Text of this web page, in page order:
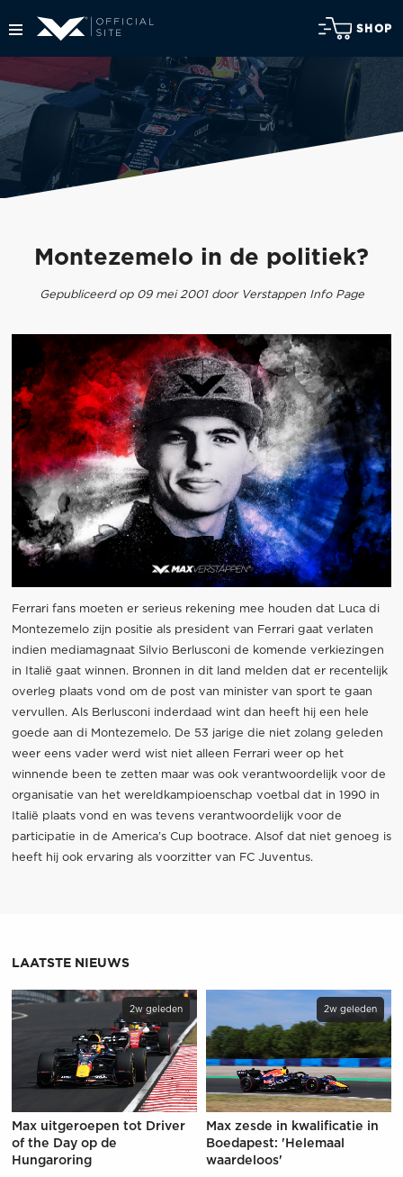
SHOP
Montezemelo in de politiek?
Gepubliceerd op 09 mei 2001 door Verstappen Info Page
Ferrari fans moeten er serieus rekening mee houden dat Luca di
Montezemelo zijn positie als president van Ferrari gaat verlaten
indien mediamagnaat Silvio Berlusconi de komende verkiezingen
in Italië gaat winnen. Bronnen in dit land melden dat er recentelijk
overleg plaats vond om de post van minister van sport te gaan
vervullen. Als Berlusconi inderdaad wint dan heeft hij een hele
goede aan di Montezemelo. De 53 jarige die niet zolang geleden
weer eens vader werd wist niet alleen Ferrari weer op het
winnende been te zetten maar was ook verantwoordelijk voor de
organisatie van het wereldkampioenschap voetbal dat in 1990 in
Italië plaats vond en was tevens verantwoordelijk voor de
participatie in de America’s Cup bootrace. Alsof dat niet genoeg is
heeft hij ook ervaring als voorzitter van FC Juventus.
LAATSTE NIEUWS
2w geleden
Max uitgeroepen tot Driver
of the Day op de
Hungaroring
2w geleden
Max zesde in kwalificatie in
Boedapest: 'Helemaal
waardeloos'